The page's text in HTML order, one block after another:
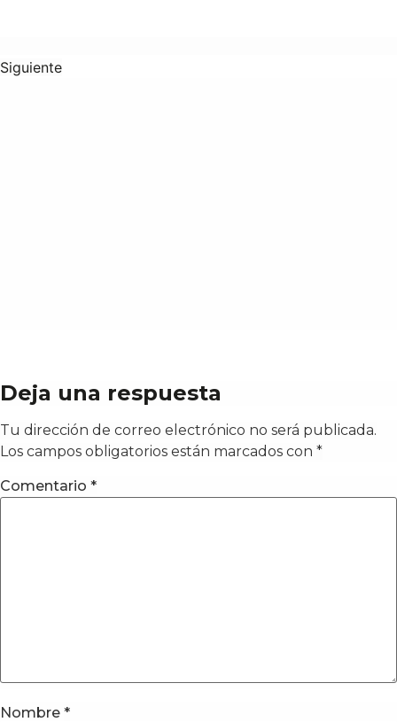
Siguiente
Deja una respuesta
Tu dirección de correo electrónico no será publicada.
Los campos obligatorios están marcados con *
Comentario *
Nombre *